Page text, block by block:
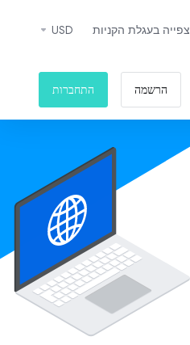
צפייה בעגלת הקניות USD
הרשמה התחברות